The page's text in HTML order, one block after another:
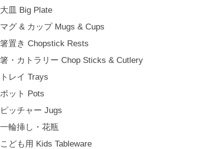
大皿 Big Plate
マグ & カップ Mugs & Cups
箸置き Chopstick Rests
箸・カトラリー Chop Sticks & Cutlery
トレイ Trays
ポット Pots
ピッチャー Jugs
一輪挿し・花瓶
こども用 Kids Tableware
パーティー Party
《台所》Kitchen
《雑貨》Living goods
インテリア Interior